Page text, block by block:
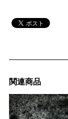
関連商品